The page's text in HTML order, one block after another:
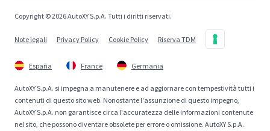
Copyright © 2026 AutoXY S.p.A. Tutti i diritti riservati.
Note legali Privacy Policy Cookie Policy Riserva TDM
España France Germania
AutoXY S.p.A. si impegna a manutenere e ad aggiornare con tempestività tutti i
contenuti di questo sito web. Nonostante l'assunzione di questo impegno,
AutoXY S.p.A. non garantisce circa l'accuratezza delle informazioni contenute
nel sito, che possono diventare obsolete per errore o omissione. AutoXY S.p.A.